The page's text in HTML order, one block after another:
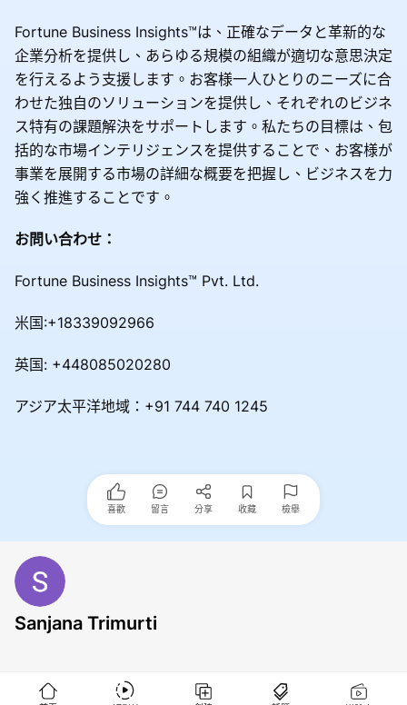
Fortune Business Insights™は、正確なデータと革新的な
企業分析を提供し、あらゆる規模の組織が適切な意思決定
を行えるよう支援します。お客様一人ひとりのニーズに合
わせた独自のソリューションを提供し、それぞれのビジネ
ス特有の課題解決をサポートします。私たちの目標は、包
括的な市場インテリジェンスを提供することで、お客様が
事業を展開する市場の詳細な概要を把握し、ビジネスを力
強く推進することです。
お問い合わせ：
Fortune Business Insights™ Pvt. Ltd.
米国:+18339092966
英国: +448085020280
アジア太平洋地域：+91 744 740 1245
喜歡 留言 分享 收藏 檢舉
Sanjana Trimurti